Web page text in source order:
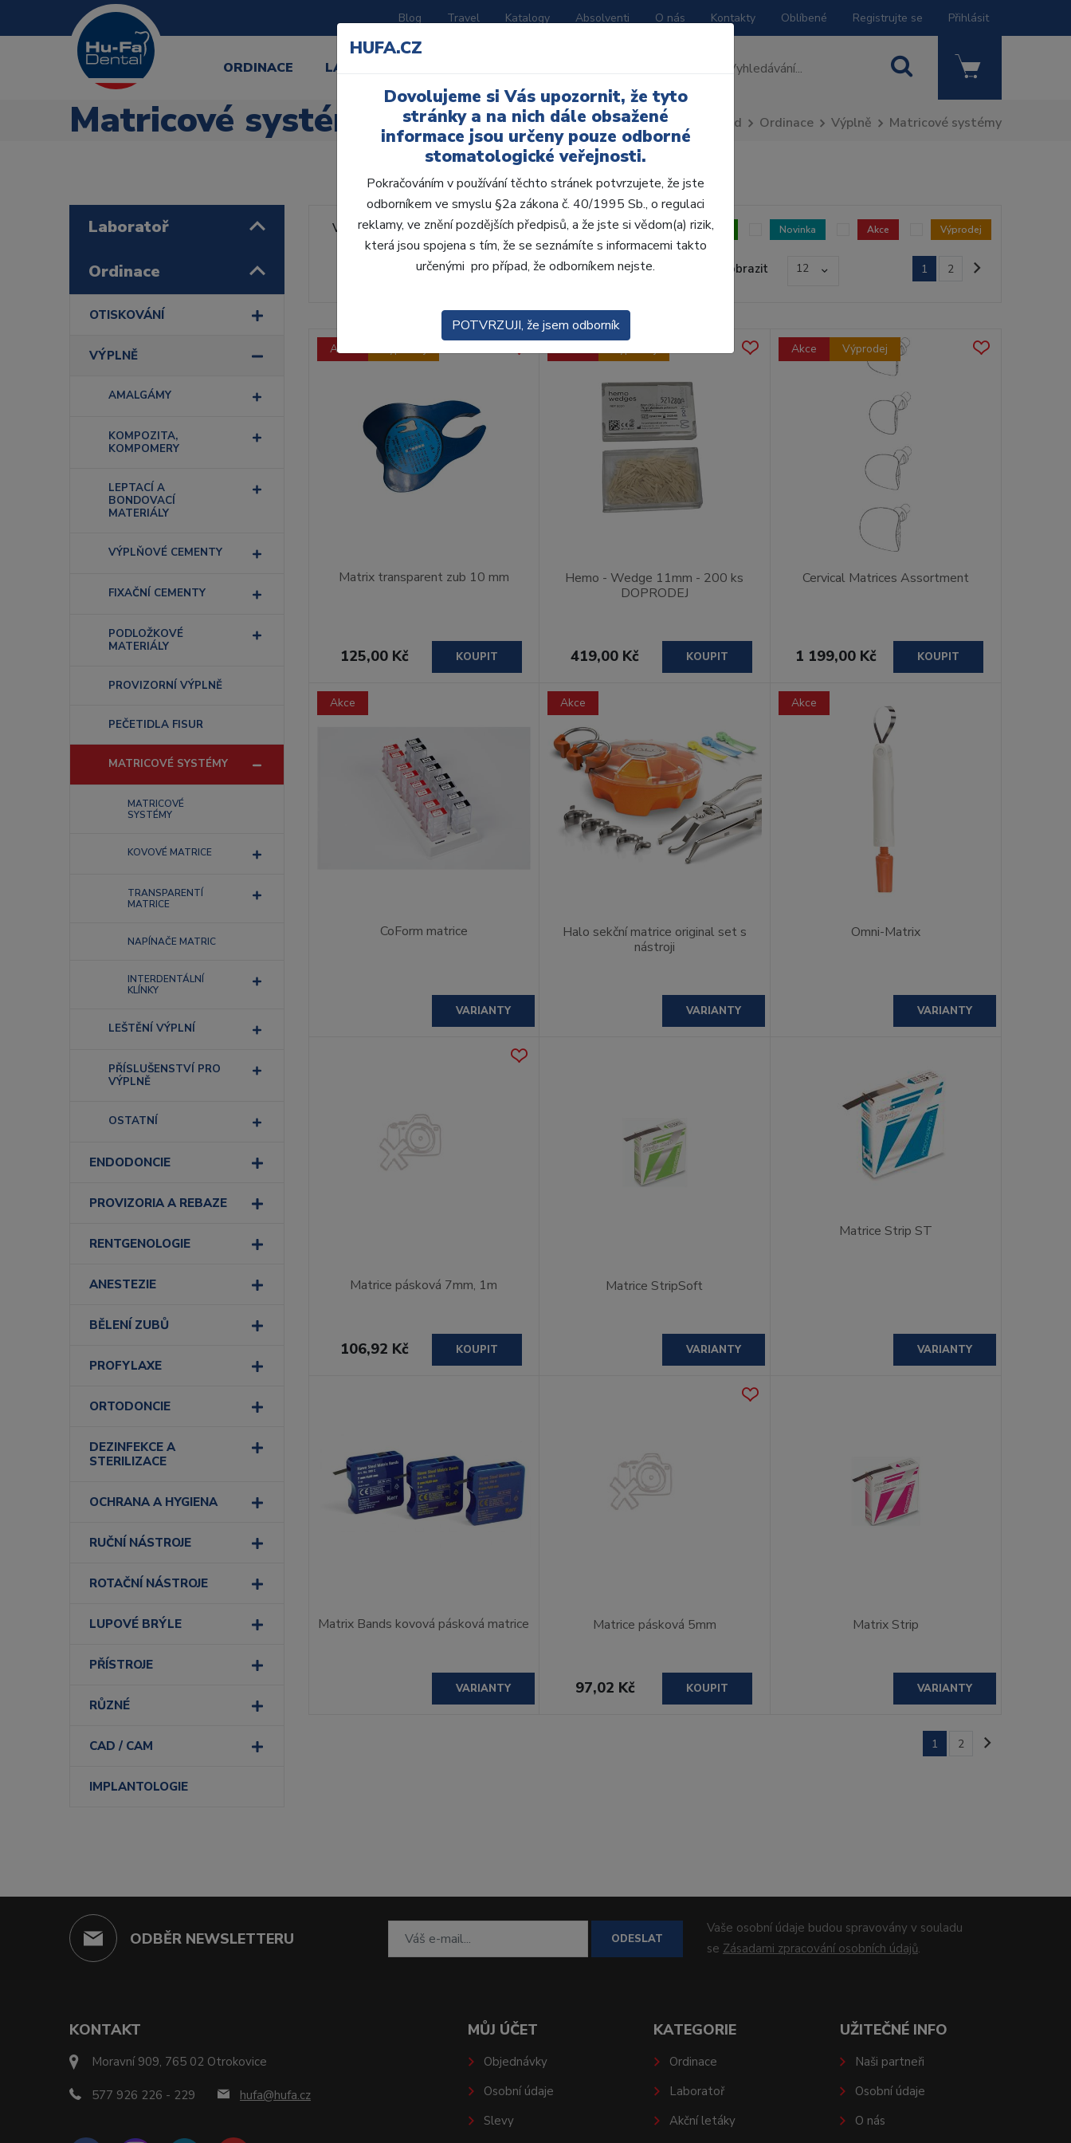
Blog Travel Katalogy Absolventi O nás Kontakty Oblíbené Registrujte se Přihlásit
ORDINACE LABORATOŘ
Matricové systémy Úvod Ordinace Výplně Matricové systémy
Laboratoř
Ordinace
OTISKOVÁNÍ
VÝPLNĚ
AMALGÁMY
KOMPOZITA,
KOMPOMERY
LEPTACÍ A
BONDOVACÍ
MATERIÁLY
VÝPLŇOVÉ CEMENTY
FIXAČNÍ CEMENTY
PODLOŽKOVÉ
MATERIÁLY
PROVIZORNÍ VÝPLNĚ
PEČETIDLA FISUR
MATRICOVÉ SYSTÉMY
MATRICOVÉ
SYSTÉMY
KOVOVÉ MATRICE
TRANSPARENTÍ
MATRICE
NAPÍNAČE MATRIC
INTERDENTÁLNÍ
KLÍNKY
LEŠTĚNÍ VÝPLNÍ
PŘÍSLUŠENSTVÍ PRO
VÝPLNĚ
OSTATNÍ
ENDODONCIE
PROVIZORIA A REBAZE
RENTGENOLOGIE
ANESTEZIE
BĚLENÍ ZUBŮ
PROFYLAXE
ORTODONCIE
DEZINFEKCE A
STERILIZACE
OCHRANA A HYGIENA
RUČNÍ NÁSTROJE
ROTAČNÍ NÁSTROJE
LUPOVÉ BRÝLE
PŘÍSTROJE
RŮZNÉ
CAD / CAM
IMPLANTOLOGIE
Výrobce: Skladem Novinka Akce Výprodej
Výchozí Zobrazit 12 1 2
Akce
Matrix transparent zub 10 mm
125,00 Kč KOUPIT
Hemo - Wedge 11mm - 200 ks
DOPRODEJ
419,00 Kč KOUPIT
Akce Výprodej
Cervical Matrices Assortment
1 199,00 Kč KOUPIT
Akce
CoForm matrice
VARIANTY
Akce
Halo sekční matrice original set s
nástroji
VARIANTY
Akce
Omni-Matrix
VARIANTY
Matrice pásková 7mm, 1m
106,92 Kč KOUPIT
Matrice StripSoft
VARIANTY
Matrice Strip ST
VARIANTY
Matrix Bands kovová pásková matrice
VARIANTY
Matrice pásková 5mm
97,02 Kč KOUPIT
Matrix Strip
VARIANTY
1 2
ODBĚR NEWSLETTERU ODESLAT
Vaše osobní údaje budou spravovány v souladu
se Zásadami zpracování osobních údajů.
KONTAKT
Moravní 909, 765 02 Otrokovice
577 926 226 - 229 hufa@hufa.cz
MŮJ ÚČET
Objednávky
Osobní údaje
Slevy
KATEGORIE
Ordinace
Laboratoř
Akční letáky
UŽITEČNÉ INFO
Naši partneři
Osobní údaje
O nás
HUFA.CZ
Dovolujeme si Vás upozornit, že tyto
stránky a na nich dále obsažené
informace jsou určeny pouze odborné
stomatologické veřejnosti.
Pokračováním v používání těchto stránek potvrzujete, že jste
odborníkem ve smyslu §2a zákona č. 40/1995 Sb., o regulaci
reklamy, ve znění pozdějších předpisů, a že jste si vědom(a) rizik,
která jsou spojena s tím, že se seznámíte s informacemi takto
určenými pro případ, že odborníkem nejste.
POTVRZUJI, že jsem odborník